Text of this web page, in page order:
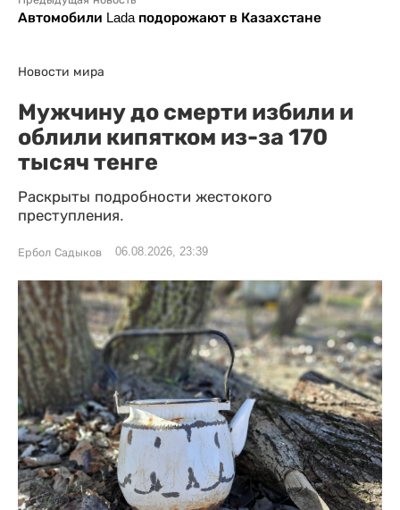
Автомобили Lada подорожают в Казахстане
Новости мира
Мужчину до смерти избили и
облили кипятком из-за 170
тысяч тенге
Раскрыты подробности жестокого
преступления.
Ербол Садыков 06.08.2026, 23:39